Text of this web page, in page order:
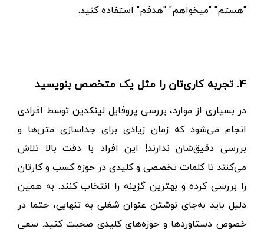
"هستم" "میخواهم" "هدفم" استفاده کنید.
4. تجربه کاری‌تان را مثل یک متخصص بنویسید
در بسیاری از موارد، بررسی پروفایل لینکدین توسط افرادی
انجام می‌شود که زمان زیادی برای جداسازی متن‌ها و
بررسی دقیق‌شان ندارند! این افراد با دقت بالا تلاش
می‌کنند تا کلمات تخصصی و کلیدی در حوزه کسب و کارتان
را بررسی کرده و بهترین گزینه را انتخاب کنند. به همین
دلیل باید به‌جای نوشتن عنوان شغلی به تنهایی، حتما در
خصوص دستاوردها و حوزه‌های کلیدی صحبت کنید. سعی